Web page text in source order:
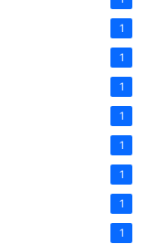
1
1
1
1
1
1
1
1